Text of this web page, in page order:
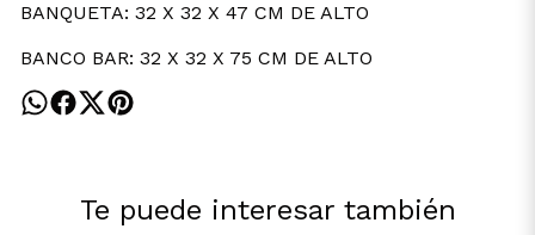
BANQUETA: 32 X 32 X 47 CM DE ALTO
BANCO BAR: 32 X 32 X 75 CM DE ALTO
Te puede interesar también